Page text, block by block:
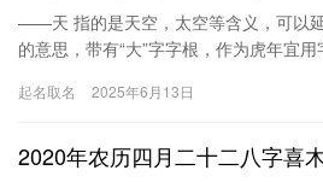
——天 指的是天空，太空等含义，可以
的意思，带有“大”字字根，作为虎年宜
起名取名 2025年6月13日
2020年农历四月二十二八字喜